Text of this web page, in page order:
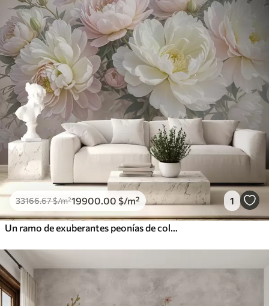
33166.67$/m²19900 .00 $/m² 1